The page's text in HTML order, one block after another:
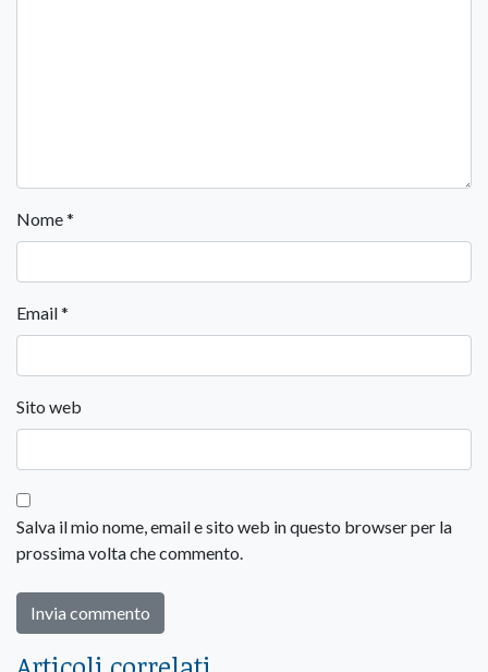
Nome*
Email*
Sito web
Salva il mio nome, email e sito web in questo browser per la
prossima volta che commento.